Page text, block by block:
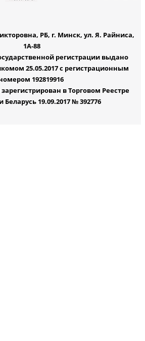
РБ, г. Минск, ул. Я. Райниса,
1А-88
регистрации выдано
25.05.2017 с регистрационным
192819916
в Торговом Реестре
Беларусь 19.09.2017 № 392776